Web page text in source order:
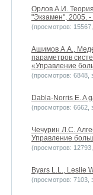
Орлов А.И.
"Экзамен", 2005. -
(просмотров:
Ашимов А.А.,
параметров
«Управление
(просмотров: 6848,
Dabla-Norris E. A
(просмотров: 6662,
Чечурин Л.С.
Управление
(просмотров:
Byars L.L., Leslie
(просмотров: 7103,